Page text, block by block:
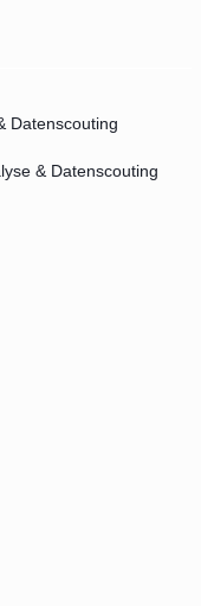
Datenscouting
& Datenscouting